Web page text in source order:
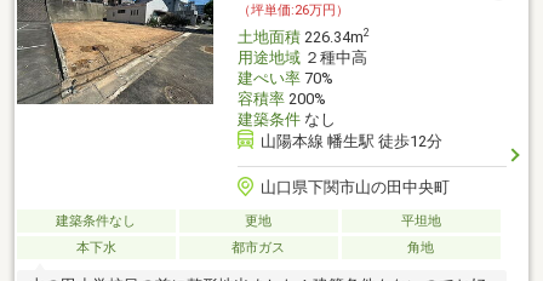
（坪単価:26万円）
土地面積226.34m2
用途地域２種中高
建ぺい率70%
容積率200%
建築条件なし
山陽本線 幡生駅 徒歩12分
山口県下関市山の田中央町
建築条件なし 更地
平坦地
本下水
都市ガス 角地